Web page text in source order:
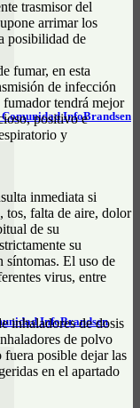
InfoBrandsen
InfoBrandsen
trasmisor del
arrimar los
posibilidad de
fumar, en esta
de infección
tendrá mejor
positivo e
y
inmediata si
tos, falta de aire, dolor
de su
su
síntomas. El uso de
virus, entre
inhaladores de dosis
de polvo
fuera posible dejar las
en el apartado